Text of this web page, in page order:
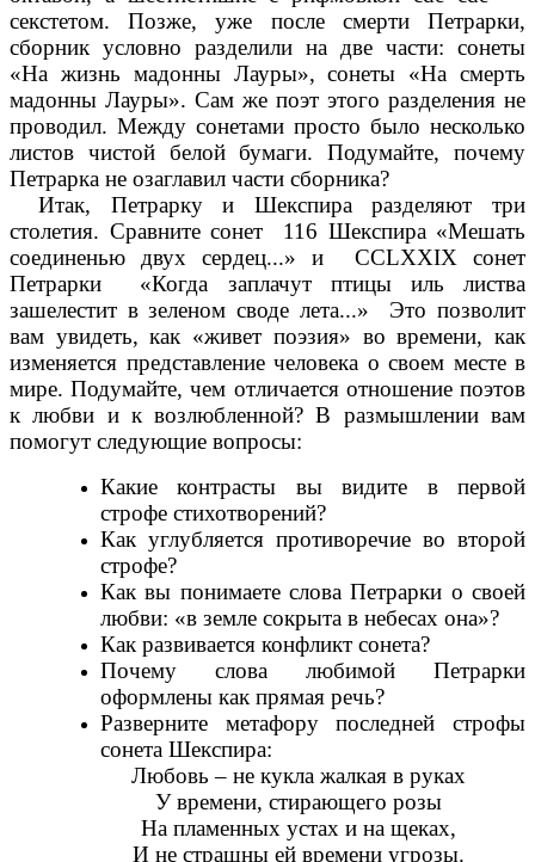
секстетом. Позже, уже после смерти Петрарки,
сборник условно разделили на две части: сонеты
«На жизнь мадонны Лауры», сонеты «На смерть
мадонны Лауры». Сам же поэт этого разделения не
проводил. Между сонетами просто было несколько
листов чистой белой бумаги. Подумайте, почему
Петрарка не озаглавил части сборника?
Итак, Петрарку и Шекспира разделяют три
столетия. Сравните сонет 116 Шекспира «Мешать
соединенью двух сердец...» и CCLXXIX сонет
Петрарки «Когда заплачут птицы иль листва
зашелестит в зеленом своде лета...» Это позволит
вам увидеть, как «живет поэзия» во времени, как
изменяется представление человека о своем месте в
мире. Подумайте, чем отличается отношение поэтов
к любви и к возлюбленной? В размышлении вам
помогут следующие вопросы:
Какие контрасты вы видите в первой
строфе стихотворений?
Как углубляется противоречие во второй
строфе?
Как вы понимаете слова Петрарки о своей
любви: «в земле сокрыта в небесах она»?
Как развивается конфликт сонета?
Почему слова любимой Петрарки
оформлены как прямая речь?
Разверните метафору последней строфы
сонета Шекспира:
Любовь – не кукла жалкая в руках
У времени, стирающего розы
На пламенных устах и на щеках,
И не страшны ей времени угрозы.